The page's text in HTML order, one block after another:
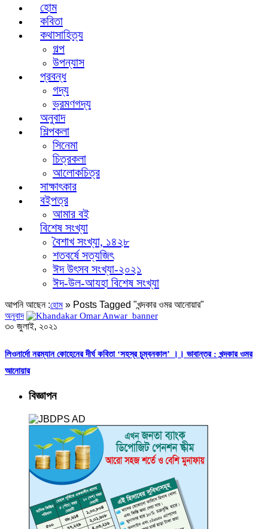
হোম
কবিতা
কথাসাহিত্য
গল্প
উপন্যাস
প্রবন্ধ
গদ্য
ভ্রমণগদ্য
অনুবাদ
শিল্পকলা
সিনেমা
চিত্রকলা
আলোকচিত্র
সাক্ষাৎকার
বইপত্র
আমার বই
বিশেষ সংখ্যা
বৈশাখ সংখ্যা, ১৪২৮
শতবর্ষে সত্যজিৎ
ঈদ উৎসব সংখ্যা-২০২১
ঈদ-উল-আযহা বিশেষ সংখ্যা
আপনি আছেন :হোম » Posts Tagged "খন্দকার ওমর আনোয়ার"
অনুবাদ
৩০ জুলাই, ২০২১
লিওনার্দো নরম্যান কোহেনের দীর্ঘ কবিতা ‘সহস্র চুম্বনকাল’ ।। ভাবান্তর : খন্দকার ওমর
আনোয়ার
বিজ্ঞাপন